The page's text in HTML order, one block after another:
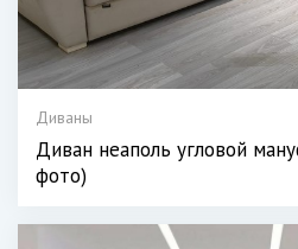
Диваны
Диван неаполь угловой
фото)